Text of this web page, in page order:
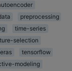
preprocessing
time-series
selection
tensorflow
modeling